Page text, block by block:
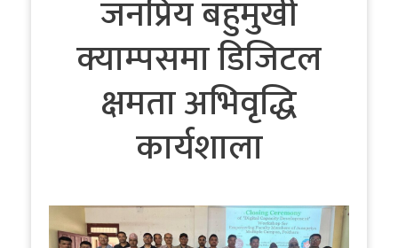
जनप्रिय बहुमुखी
क्याम्पसमा डिजिटल
क्षमता अभिवृद्धि
कार्यशाला